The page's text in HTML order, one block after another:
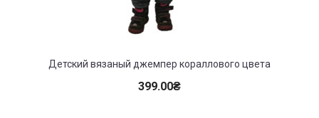
Детский вязаный джемпер кораллового цвета
399.00₴